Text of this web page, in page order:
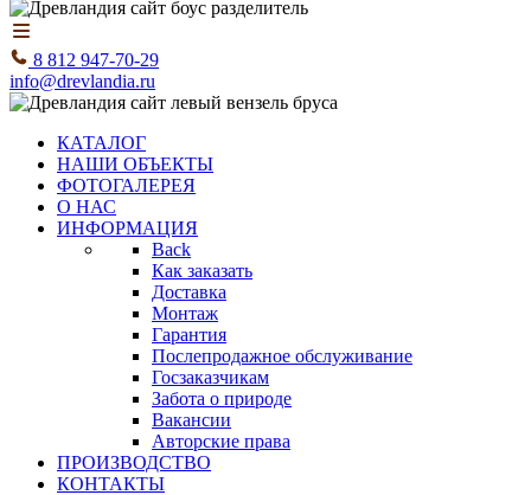
8 812 947-70-29
info@drevlandia.ru
КАТАЛОГ
НАШИ ОБЪЕКТЫ
ФОТОГАЛЕРЕЯ
О НАС
ИНФОРМАЦИЯ
Back
Как заказать
Доставка
Монтаж
Гарантия
Послепродажное обслуживание
Госзаказчикам
Забота о природе
Вакансии
Авторские права
ПРОИЗВОДСТВО
КОНТАКТЫ